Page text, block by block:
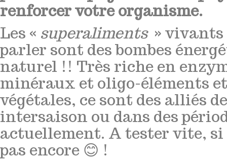
renforcer votre organisme.
Les « superaliments » vivants
parler sont des bombes
naturel !! Très riche en
minéraux et oligo-éléments
végétales, ce sont des alliés
intersaison ou dans des
actuellement. A tester vite, si
pas encore 😊 !